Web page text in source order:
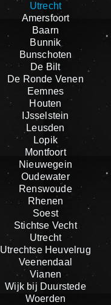
Utrecht
Amersfoort
Baarn
Bunnik
Bunschoten
De Bilt
De Ronde Venen
Eemnes
Houten
IJsselstein
Leusden
Lopik
Montfoort
Nieuwegein
Oudewater
Renswoude
Rhenen
Soest
Stichtse Vecht
Utrecht
Utrechtse Heuvelrug
Veenendaal
Vianen
Wijk bij Duurstede
Woerden